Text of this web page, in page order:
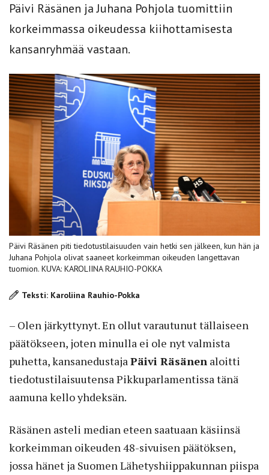
Päivi Räsänen ja Juhana Pohjola tuomittiin
korkeimmassa oikeudessa kiihottamisesta
kansanryhmää vastaan.
Päivi Räsänen piti tiedotustilaisuuden vain hetki sen jälkeen, kun hän ja
Juhana Pohjola olivat saaneet korkeimman oikeuden langettavan
tuomion. KUVA: KAROLIINA RAUHIO-POKKA
Teksti: Karoliina Rauhio-Pokka
– Olen järkyttynyt. En ollut varautunut tällaiseen
päätökseen, joten minulla ei ole nyt valmista
puhetta, kansanedustaja Päivi Räsänen aloitti
tiedotustilaisuutensa Pikkuparlamentissa tänä
aamuna kello yhdeksän.
Räsänen asteli median eteen saatuaan käsiinsä
korkeimman oikeuden 48-sivuisen päätöksen,
jossa hänet ja Suomen Lähetyshiippakunnan piispa